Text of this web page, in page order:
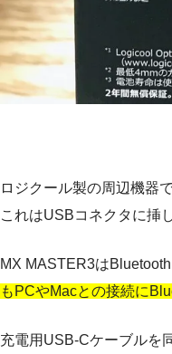
ロジクール製の周辺機器
これはUSBコネクタに挿
MX MASTER3はBluetooth
もPCやMacとの接続に
充電用USB-Cケーブルを